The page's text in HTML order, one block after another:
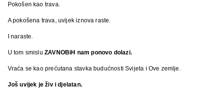
Pokošen kao trava.
A pokošena trava, uvijek iznova raste.
I naraste.
U tom smisluZAVNOBiH nam ponovo dolazi.
Vraća se kao prećutana stavka budućnosti Svijeta i Ove zemlje.
Još uvijek je živ i djelatan.